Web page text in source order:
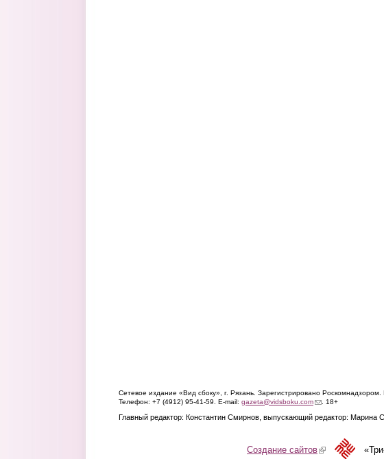
Сетевое издание «Вид сбоку», г. Рязань. Зарегистрировано
Телефон: +7 (4912) 95-41-59. E-mail: gazeta@vidsboku.com(link sends e-mail)
. 18+
Главный редактор: Константин Смирнов, выпускающий редактор: Марина
Создание сайтов(link is external)